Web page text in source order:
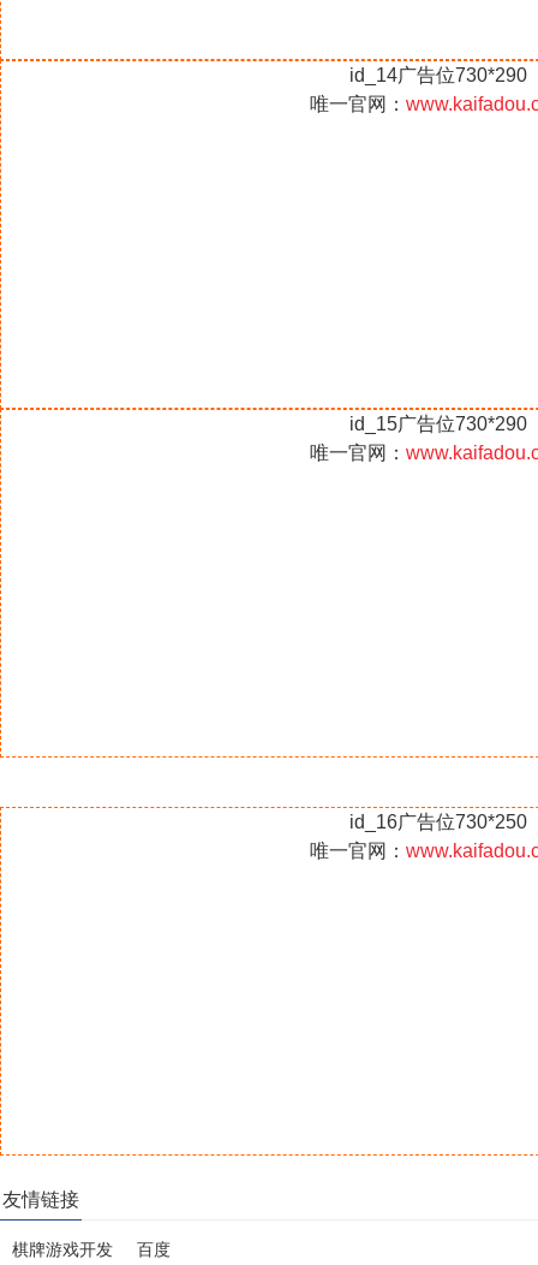
id_14广告位730*290
唯一官网：
id_15广告位730*290
唯一官网：
id_16广告位730*250
唯一官网：
友情链接
棋牌游戏开发 百度